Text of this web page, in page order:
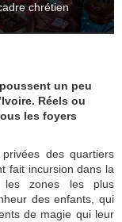
chrétien
un peu
Réels ou
les foyers
des quartiers
fait incursion dans la
les zones les plus
des enfants, qui
de magie qui leur